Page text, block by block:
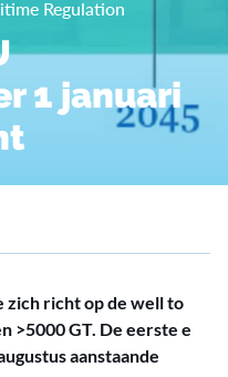
Regulation
1 januari
zich richt op de well to
>5000 GT. De eerste e
aanstaande